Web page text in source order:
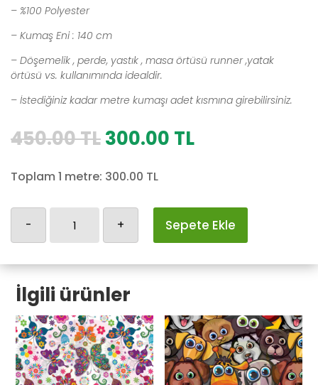
– %100 Polyester
– Kumaş Eni : 140 cm
– Döşemelik , perde, yastık , masa örtüsü runner ,yatak
örtüsü vs. kullanımında idealdir.
– İstediğiniz kadar metre kumaşı adet kısmına girebilirsiniz.
450.00TLOrijinal
450.00 TL.
300.00 TLŞu
Toplam 1 metre: 300.00 TL
- + Sepete Ekle
İlgili ürünler